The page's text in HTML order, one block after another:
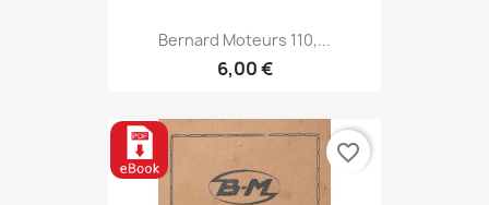
Bernard Moteurs 110,...
6,00 €
favorite_border